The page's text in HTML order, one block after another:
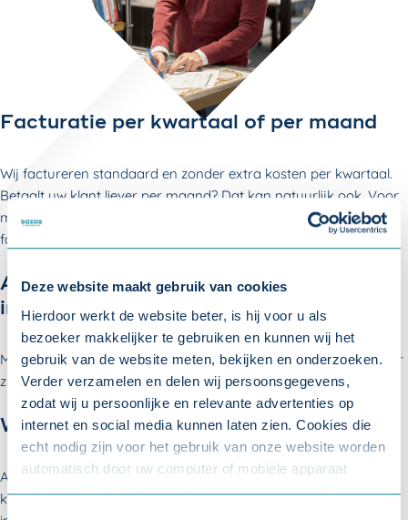
Deze website maakt gebruik van cookies
Hierdoor werkt de website beter, is hij voor u als
bezoeker makkelijker te gebruiken en kunnen wij het
gebruik van de website meten, bekijken en onderzoeken.
Verder verzamelen en delen wij persoonsgegevens,
zodat wij u persoonlijke en relevante advertenties op
internet en social media kunnen laten zien. Cookies die
echt nodig zijn voor het gebruik van onze website worden
automatisch door uw computer of mobiele apparaat
bewaard. Voor alle andere soorten cookies hebben we uw
Facturatie per kwartaal of per maand
Wij factureren standaard en zonder extra kosten per kwartaal.
Betaalt uw klant liever per maand? Dat kan natuurlijk ook. Voor
maandfacturen berekenen wij een opslag van 2% van het
factuurbedrag.
Arbodienstverlening en vergoeding re-
integratiekosten
MetarbodienstverleningCompleet vergoeden wij de kosten voor
zinvolle interventies en re-integratietrajecten volledig.
Werknemersverzekeringen
Aanvullend op de verzuimverzekering en arbodienstverlening
kunt u ook werknemersverzekeringen afsluiten. Deze helpen het